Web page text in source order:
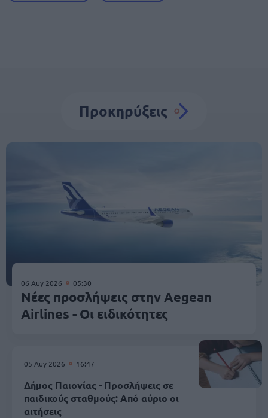
Προκηρύξεις
06 Αυγ 2026 05:30
Νέες προσλήψεις στην Aegean
Airlines - Οι ειδικότητες
05 Αυγ 2026 16:47
Δήμος Παιονίας - Προσλήψεις σε
παιδικούς σταθμούς: Από αύριο οι
αιτήσεις